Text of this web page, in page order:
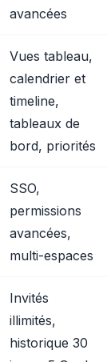
avancées
Vues tableau,
calendrier et
timeline,
tableaux de
bord, priorités
SSO,
permissions
avancées,
multi-espaces
Invités
illimités,
historique 30